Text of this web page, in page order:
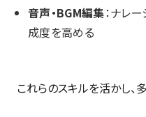
音声・BGM編集：ナレ
成度を高める
これらのスキルを活かし、